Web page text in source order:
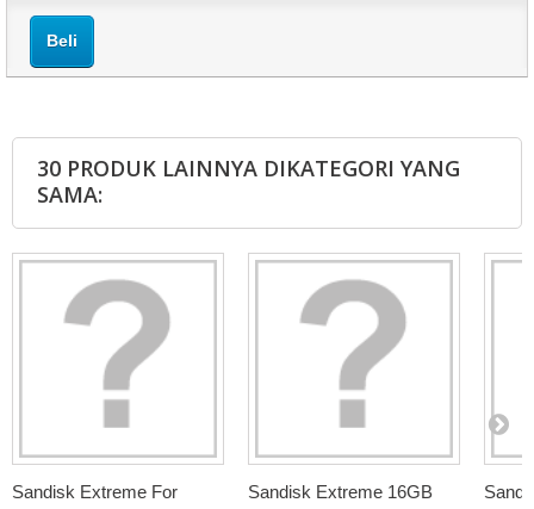
Beli
30 PRODUK LAINNYA DIKATEGORI YANG
SAMA:
Sandisk Extreme For
Sandisk Extreme 16GB